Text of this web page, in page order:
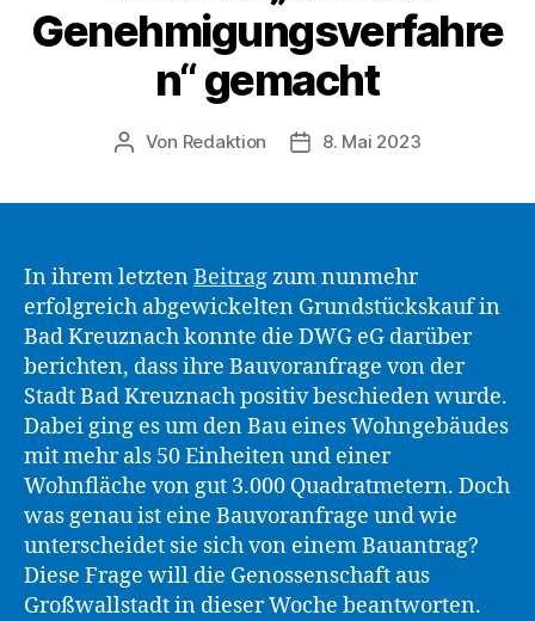
Genehmigungsverfahre
n“ gemacht
Beitragsautor
Von Redaktion Beitragsdatum
8. Mai 2023
In ihrem letztenBeitragzum nunmehr
erfolgreich abgewickelten Grundstückskauf in
Bad Kreuznach konnte die DWG eG darüber
berichten, dass ihre Bauvoranfrage von der
Stadt Bad Kreuznach positiv beschieden wurde.
Dabei ging es um den Bau eines Wohngebäudes
mit mehr als 50 Einheiten und einer
Wohnfläche von gut 3.000 Quadratmetern. Doch
was genau ist eine Bauvoranfrage und wie
unterscheidet sie sich von einem Bauantrag?
Diese Frage will die Genossenschaft aus
Großwallstadt in dieser Woche beantworten.